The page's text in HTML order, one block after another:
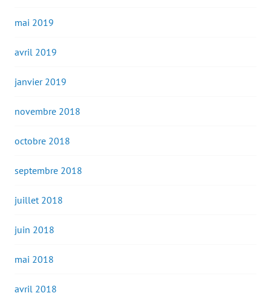
mai 2019
avril 2019
janvier 2019
novembre 2018
octobre 2018
septembre 2018
juillet 2018
juin 2018
mai 2018
avril 2018